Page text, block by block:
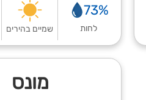
73%
לחות שמיים בהירים
מונס